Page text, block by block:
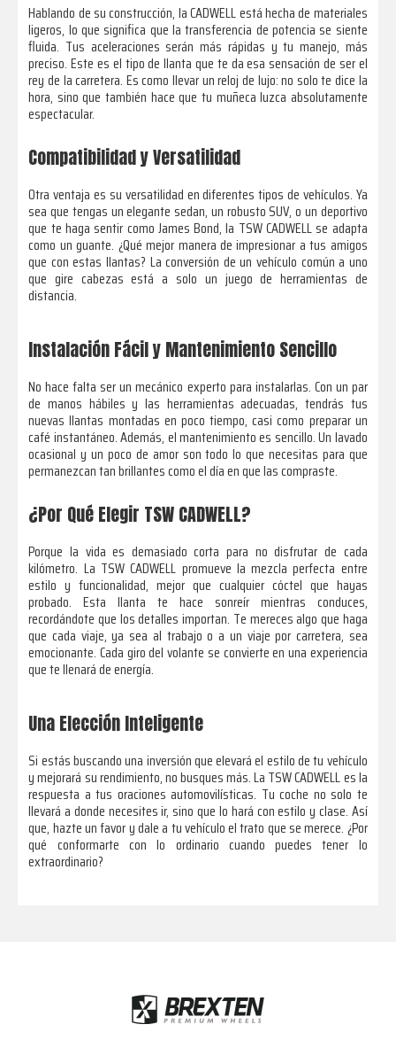
Hablando de su construcción, la CADWELL está hecha de materiales
ligeros, lo que significa que la transferencia de potencia se siente
fluida. Tus aceleraciones serán más rápidas y tu manejo, más
preciso. Este es el tipo de llanta que te da esa sensación de ser el
rey de la carretera. Es como llevar un reloj de lujo: no solo te dice la
hora, sino que también hace que tu muñeca luzca absolutamente
espectacular.
Compatibilidad y Versatilidad
Otra ventaja es su versatilidad en diferentes tipos de vehículos. Ya
sea que tengas un elegante sedan, un robusto SUV, o un deportivo
que te haga sentir como James Bond, la TSW CADWELL se adapta
como un guante. ¿Qué mejor manera de impresionar a tus amigos
que con estas llantas? La conversión de un vehículo común a uno
que gire cabezas está a solo un juego de herramientas de
distancia.
Instalación Fácil y Mantenimiento Sencillo
No hace falta ser un mecánico experto para instalarlas. Con un par
de manos hábiles y las herramientas adecuadas, tendrás tus
nuevas llantas montadas en poco tiempo, casi como preparar un
café instantáneo. Además, el mantenimiento es sencillo. Un lavado
ocasional y un poco de amor son todo lo que necesitas para que
permanezcan tan brillantes como el día en que las compraste.
¿Por Qué Elegir TSW CADWELL?
Porque la vida es demasiado corta para no disfrutar de cada
kilómetro. La TSW CADWELL promueve la mezcla perfecta entre
estilo y funcionalidad, mejor que cualquier cóctel que hayas
probado. Esta llanta te hace sonreír mientras conduces,
recordándote que los detalles importan. Te mereces algo que haga
que cada viaje, ya sea al trabajo o a un viaje por carretera, sea
emocionante. Cada giro del volante se convierte en una experiencia
que te llenará de energía.
Una Elección Inteligente
Si estás buscando una inversión que elevará el estilo de tu vehículo
y mejorará su rendimiento, no busques más. La TSW CADWELL es la
respuesta a tus oraciones automovilísticas. Tu coche no solo te
llevará a donde necesites ir, sino que lo hará con estilo y clase. Así
que, hazte un favor y dale a tu vehículo el trato que se merece. ¿Por
qué conformarte con lo ordinario cuando puedes tener lo
extraordinario?